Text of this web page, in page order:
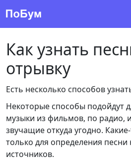
Как узнать
отрывку
Есть несколько способов
Некоторые способы подойдут
музыки из фильмов, по радио,
звучащие откуда угодно.
только для определения
источников.